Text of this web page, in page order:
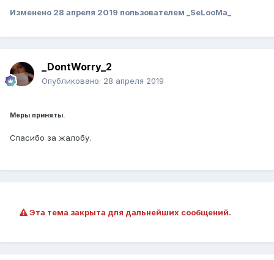
Изменено 28 апреля 2019 пользователем _SeLooMa_
_DontWorry_2
Опубликовано: 28 апреля 2019
Меры приняты.
Спасибо за жалобу.
Эта тема закрыта для дальнейших сообщений.